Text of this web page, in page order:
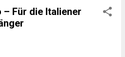
regionaler Entwicklung
viele Leser eines
zu Sport, Reisen oder
sind genau
Für die Italiener